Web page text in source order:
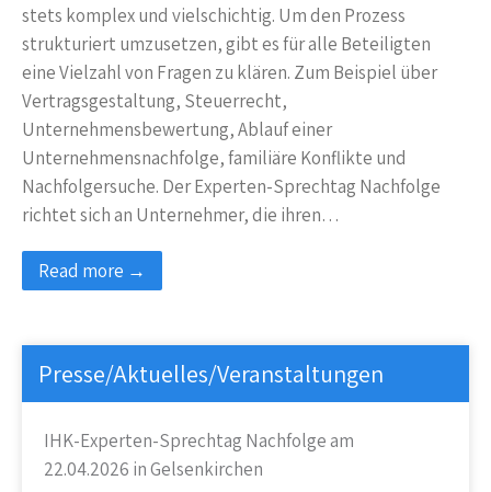
stets komplex und vielschichtig. Um den Prozess
strukturiert umzusetzen, gibt es für alle Beteiligten
eine Vielzahl von Fragen zu klären. Zum Beispiel über
Vertragsgestaltung, Steuerrecht,
Unternehmensbewertung, Ablauf einer
Unternehmensnachfolge, familiäre Konflikte und
Nachfolgersuche. Der Experten-Sprechtag Nachfolge
richtet sich an Unternehmer, die ihren…
Read more →
Presse/Aktuelles/Veranstaltungen
IHK-Experten-Sprechtag Nachfolge am
22.04.2026 in Gelsenkirchen